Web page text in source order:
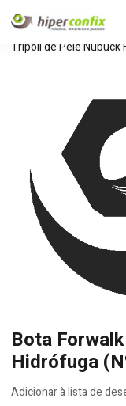
Início Loja
Tripoli de Pele Nubuck
Bota
Hidrófuga
Adicionar à lista de